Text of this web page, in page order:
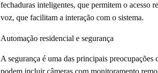
fechaduras inteligentes, que permitem o acesso
voz, que facilitam a interação com o sistema.
Automação residencial e segurança
A segurança é uma das principais
podem incluir câmeras com monitoramento